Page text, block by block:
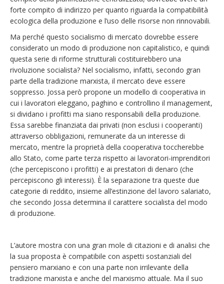
forte compito di indirizzo per quanto riguarda la compatibilità
ecologica della produzione e l’uso delle risorse non rinnovabili.
Ma perché questo socialismo di mercato dovrebbe essere
considerato un modo di produzione non capitalistico, e quindi
questa serie di riforme strutturali costituirebbero una
rivoluzione socialista? Nel socialismo, infatti, secondo gran
parte della tradizione marxista, il mercato deve essere
soppresso. Jossa però propone un modello di cooperativa in
cui i lavoratori eleggano, paghino e controllino il management,
si dividano i profitti ma siano responsabili della produzione.
Essa sarebbe finanziata dai privati (non esclusi i cooperanti)
attraverso obbligazioni, remunerate da un interesse di
mercato, mentre la proprietà della cooperativa toccherebbe
allo Stato, come parte terza rispetto ai lavoratori-imprenditori
(che percepiscono i profitti) e ai prestatori di denaro (che
percepiscono gli interessi). È la separazione tra queste due
categorie di reddito, insieme all’estinzione del lavoro salariato,
che secondo Jossa determina il carattere socialista del modo
di produzione.
L’autore mostra con una gran mole di citazioni e di analisi che
la sua proposta è compatibile con aspetti sostanziali del
pensiero marxiano e con una parte non irrilevante della
tradizione marxista e anche del marxismo attuale. Ma il suo